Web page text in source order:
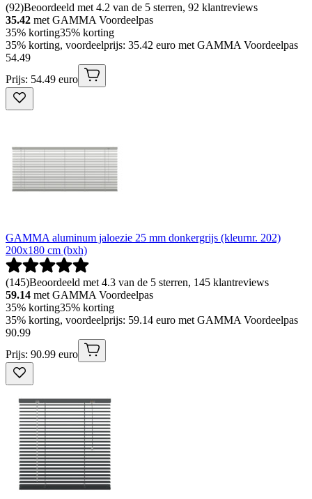
(92)Beoordeeld met 4.2 van de 5 sterren, 92 klantreviews
35.42 met GAMMA Voordeelpas
35% korting35% korting
35% korting, voordeelprijs: 35.42 euro met GAMMA Voordeelpas
54.49
Prijs: 54.49 euro
GAMMA aluminum jaloezie 25 mm donkergrijs (kleurnr. 202)
200x180 cm (bxh)
(145)Beoordeeld met 4.3 van de 5 sterren, 145 klantreviews
59.14 met GAMMA Voordeelpas
35% korting35% korting
35% korting, voordeelprijs: 59.14 euro met GAMMA Voordeelpas
90.99
Prijs: 90.99 euro